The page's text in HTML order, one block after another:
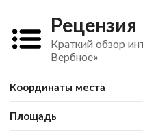
Рецензия
Краткий обзор
Вербное»
Координаты места
Площадь